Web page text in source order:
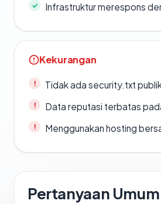
Infrastruktur merespons
Kekurangan
Tidak ada security.txt
Data reputasi terbatas
Menggunakan hosting
Pertanyaan Umum